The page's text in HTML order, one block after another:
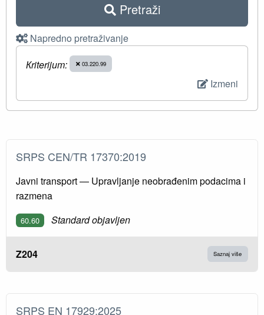
Pretraži
Napredno pretraživanje
Кriterijum:
03.220.99
Izmeni
SRPS CEN/TR 17370:2019
Javni transport — Upravljanje neobrađenim podacima i
razmena
60.60 Standard objavljen
Z204 Saznaj više
SRPS EN 17929:2025